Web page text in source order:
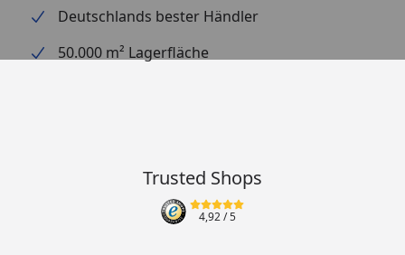
Deutschlands bester Händler
50.000 m² Lagerfläche
Trusted Shops
4,92/ 5